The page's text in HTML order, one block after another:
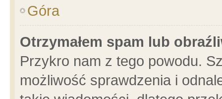
Góra
Otrzymałem spam lub
Przykro nam z tego powodu.
możliwość sprawdzenia i